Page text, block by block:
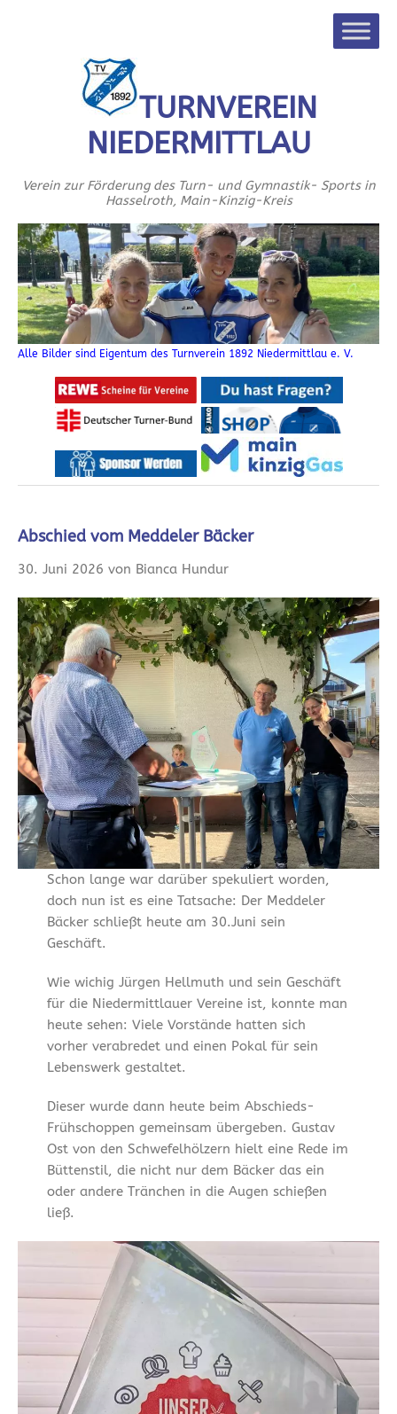
TURNVEREIN
NIEDERMITTLAU
Verein zur Förderung des Turn- und Gymnastik- Sports in
Hasselroth, Main-Kinzig-Kreis
Alle Bilder sind Eigentum des Turnverein 1892 Niedermittlau e. V.
Abschied vom Meddeler Bäcker
30. Juni 2026 von Bianca Hundur
Schon lange war darüber spekuliert worden,
doch nun ist es eine Tatsache: Der Meddeler
Bäcker schließt heute am 30.Juni sein
Geschäft.
Wie wichig Jürgen Hellmuth und sein Geschäft
für die Niedermittlauer Vereine ist, konnte man
heute sehen: Viele Vorstände hatten sich
vorher verabredet und einen Pokal für sein
Lebenswerk gestaltet.
Dieser wurde dann heute beim Abschieds-
Frühschoppen gemeinsam übergeben. Gustav
Ost von den Schwefelhölzern hielt eine Rede im
Büttenstil, die nicht nur dem Bäcker das ein
oder andere Tränchen in die Augen schießen
ließ.